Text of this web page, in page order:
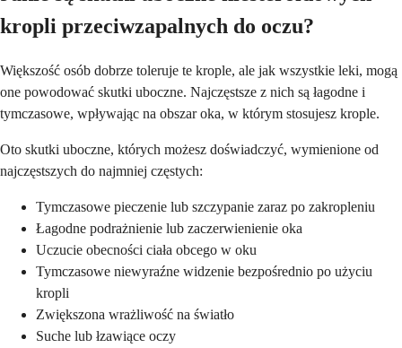
kropli przeciwzapalnych do oczu?
Większość osób dobrze toleruje te krople, ale jak wszystkie leki, mogą
one powodować skutki uboczne. Najczęstsze z nich są łagodne i
tymczasowe, wpływając na obszar oka, w którym stosujesz krople.
Oto skutki uboczne, których możesz doświadczyć, wymienione od
najczęstszych do najmniej częstych:
Tymczasowe pieczenie lub szczypanie zaraz po zakropleniu
Łagodne podrażnienie lub zaczerwienienie oka
Uczucie obecności ciała obcego w oku
Tymczasowe niewyraźne widzenie bezpośrednio po użyciu
kropli
Zwiększona wrażliwość na światło
Suche lub łzawiące oczy